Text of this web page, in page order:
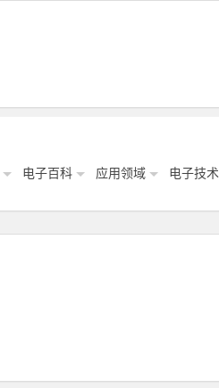
电子百科 应用领域 电子技术